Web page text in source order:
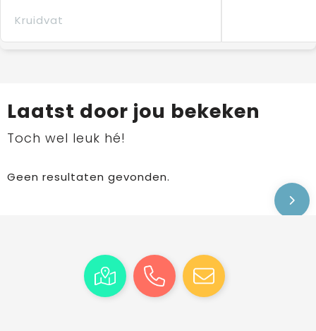
Kruidvat
Laatst door jou bekeken
Toch wel leuk hé!
Geen resultaten gevonden.